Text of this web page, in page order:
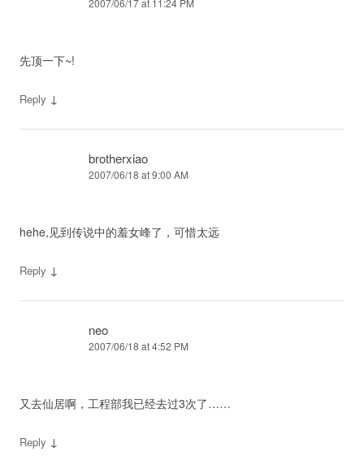
2007/06/17 at 11:24 PM
先顶一下~!
Reply ↓
brotherxiao
2007/06/18 at 9:00 AM
hehe,见到传说中的羞女峰了，可惜太远
Reply ↓
neo
2007/06/18 at 4:52 PM
又去仙居啊，工程部我已经去过3次了……
Reply ↓